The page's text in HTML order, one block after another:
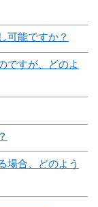
可能ですか？
ですが、どのよ
場合、どのよう